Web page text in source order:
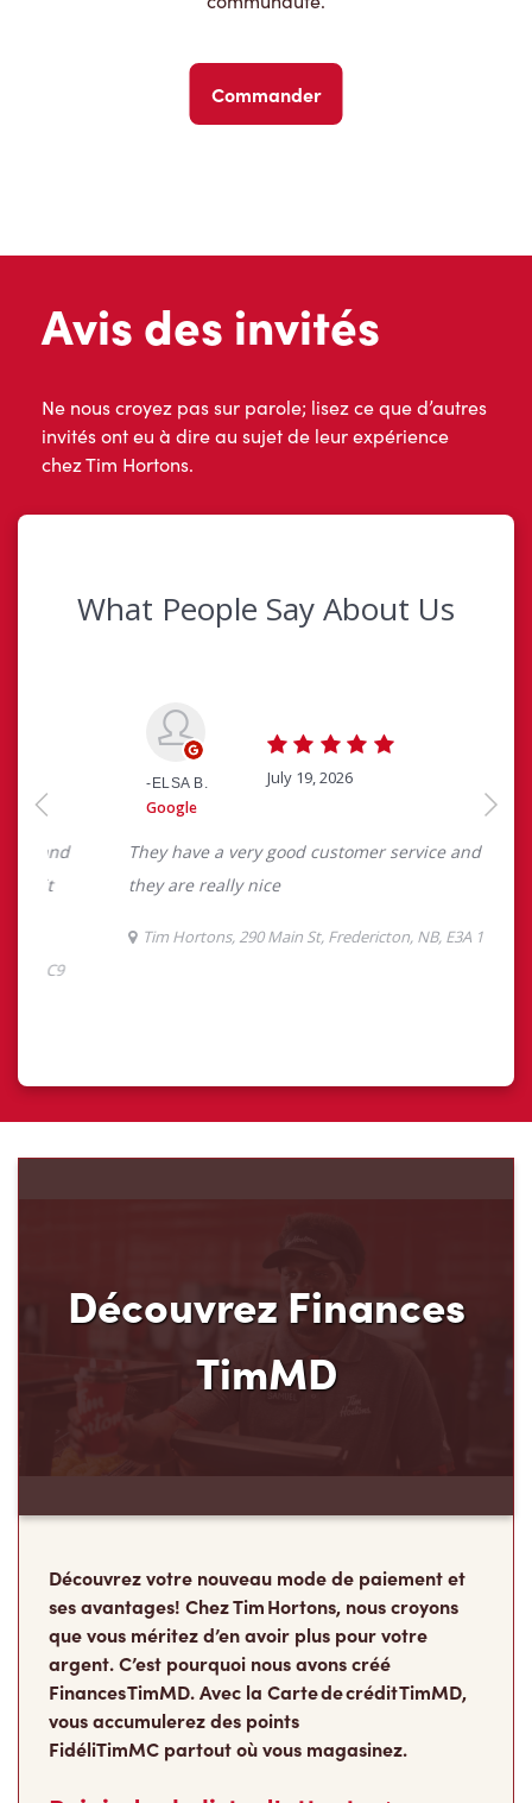
Commander
Avis des invités
Ne nous croyez pas sur parole; lisez ce que d’autres
invités ont eu à dire au sujet de leur expérience
chez Tim Hortons.
TimMD
ses avantages! Chez Tim Hortons, nous croyons
que vous méritez d’en avoir plus pour votre
argent. C’est pourquoi nous avons créé
Finances TimMD. Avec la Carte de crédit TimMD,
vous accumulerez des points
FidéliTimMC partout où vous magasinez.
Rejoindre la liste d'attente